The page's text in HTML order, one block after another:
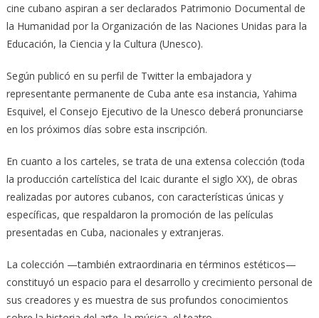
cine cubano aspiran a ser declarados Patrimonio Documental de
la Humanidad por la Organización de las Naciones Unidas para la
Educación, la Ciencia y la Cultura (Unesco).
Según publicó en su perfil de Twitter la embajadora y
representante permanente de Cuba ante esa instancia, Yahima
Esquivel, el Consejo Ejecutivo de la Unesco deberá pronunciarse
en los próximos días sobre esta inscripción.
En cuanto a los carteles, se trata de una extensa colección (toda
la producción cartelística del Icaic durante el siglo XX), de obras
realizadas por autores cubanos, con características únicas y
específicas, que respaldaron la promoción de las películas
presentadas en Cuba, nacionales y extranjeras.
La colección —también extraordinaria en términos estéticos—
constituyó un espacio para el desarrollo y crecimiento personal de
sus creadores y es muestra de sus profundos conocimientos